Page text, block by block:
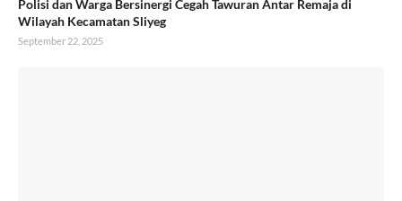
Polisi dan Warga Bersinergi Cegah Tawuran Antar Remaja di
Wilayah Kecamatan Sliyeg
September 22, 2025